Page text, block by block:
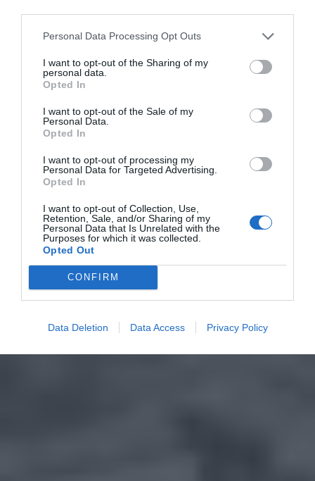
Personal Data Processing Opt Outs
I want to opt-out of the Sharing of my
personal data.
Opted In
I want to opt-out of the Sale of my
Personal Data.
Opted In
I want to opt-out of processing my
Personal Data for Targeted Advertising.
Opted In
I want to opt-out of Collection, Use,
Retention, Sale, and/or Sharing of my
Personal Data that Is Unrelated with the
Purposes for which it was collected.
Opted Out
CONFIRM
Data Deletion Data Access Privacy Policy